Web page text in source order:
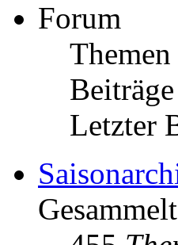
Forum
Themen
Beiträge
Letzter